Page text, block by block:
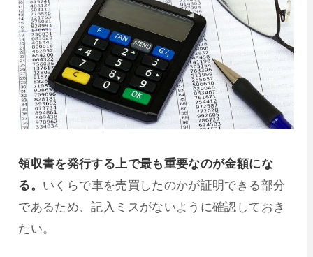
領収書を発行する上で最も重要なのが金額にな
る。 いくらで車を売買したのかが証明できる部分
であるため、記入ミスがないように確認しておき
たい。